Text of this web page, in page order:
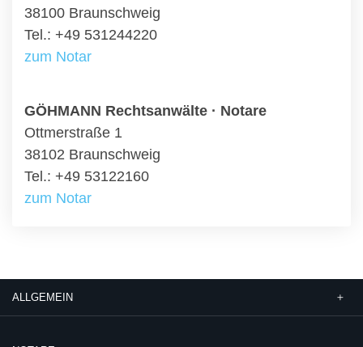
38100 Braunschweig
Tel.: +49 531244220
zum Notar
GÖHMANN Rechtsanwälte · Notare
Ottmerstraße 1
38102 Braunschweig
Tel.: +49 53122160
zum Notar
ALLGEMEIN